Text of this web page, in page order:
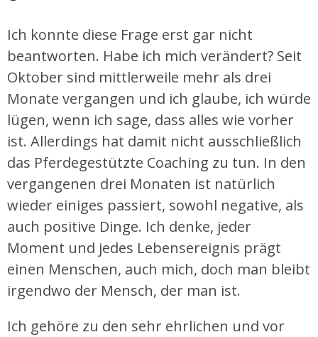
Ich konnte diese Frage erst gar nicht
beantworten. Habe ich mich verändert? Seit
Oktober sind mittlerweile mehr als drei
Monate vergangen und ich glaube, ich würde
lügen, wenn ich sage, dass alles wie vorher
ist. Allerdings hat damit nicht ausschließlich
das Pferdegestützte Coaching zu tun. In den
vergangenen drei Monaten ist natürlich
wieder einiges passiert, sowohl negative, als
auch positive Dinge. Ich denke, jeder
Moment und jedes Lebensereignis prägt
einen Menschen, auch mich, doch man bleibt
irgendwo der Mensch, der man ist.
Ich gehöre zu den sehr ehrlichen und vor